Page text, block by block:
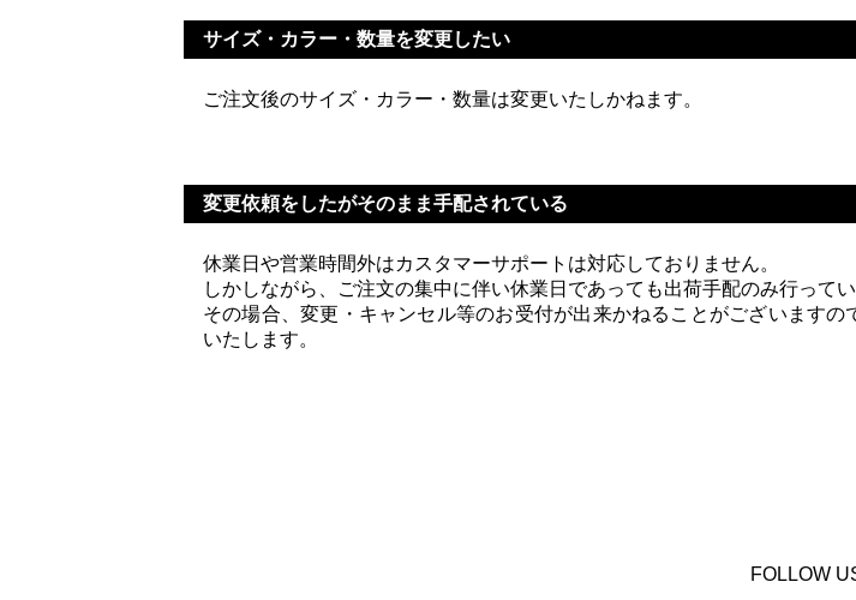
サイズ・カラー・数量を変更したい
ご注文後のサイズ・カラー・数量は変更いたしかねます。
変更依頼をしたがそのまま手配されている
休業日や営業時間外はカスタマーサポートは対応しておりません。
しかしながら、ご注文の集中に伴い休業日であっても出荷手配のみ行って
その場合、変更・キャンセル等のお受付が出来かねることがございます
いたします。